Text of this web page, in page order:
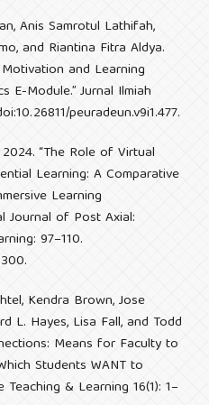
Anis Samrotul Lathifah,
and Riantina Fitra Aldya.
and Learning
E-Module.” Jurnal Ilmiah
peuradeun.v9i1.477.
“The Role of Virtual
Learning: A Comparative
Learning
Journal of Post Axial:
97–110.
Kendra Brown, Jose
L. Hayes, Lisa Fall, and Todd
Means for Faculty to
Students WANT to
& Learning 16(1): 1–